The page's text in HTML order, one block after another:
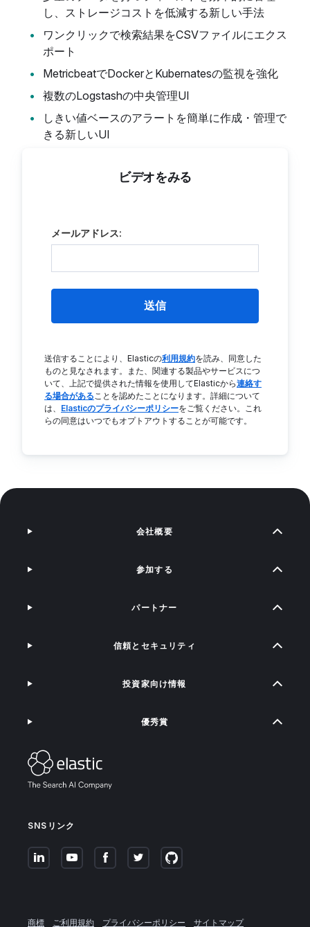
し、ストレージコストを低減する新しい手法
ワンクリックで検索結果をCSVファイルにエクス
ポート
MetricbeatでDockerとKubernatesの監視を強化
複数のLogstashの中央管理UI
しきい値ベースのアラートを簡単に作成・管理で
きる新しいUI
ビデオをみる
メールアドレス:
送信
送信することにより、Elasticの利用規約を読み、同意した
ものと見なされます。また、関連する製品やサービスにつ
いて、上記で提供された情報を使用してElasticから連絡す
る場合があることを認めたことになります。詳細について
は、 Elasticのプライバシーポリシーをご覧ください。これ
らの同意はいつでもオプトアウトすることが可能です。
SNSリンク
会社概要
参加する
パートナー
信頼とセキュリティ
投資家向け情報
優秀賞
商標 ご利用規約 プライバシーポリシー サイトマップ